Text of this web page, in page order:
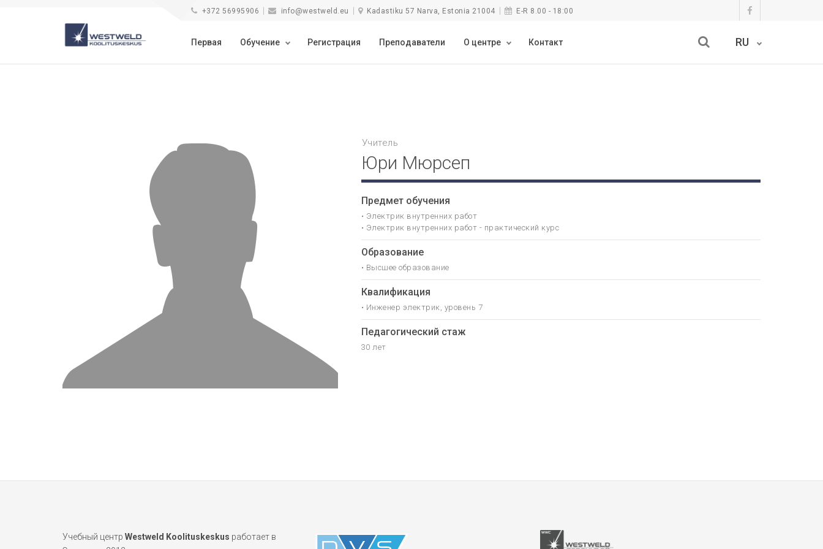
+372 56995906 info@westweld.eu Kadastiku 57 Narva, Estonia 21004 E-R 8.00 - 18:00
Первая Обучение Регистрация Преподаватели О центре Контакт RU
Юри Мюрсеп
Учитель
Предмет обучения
• Электрик внутренних работ
• Электрик внутренних работ - практический курс
Образование
• Высшее образование
Квалификация
• Инженер электрик, уровень 7
Педагогический стаж
30 лет
Учебный центр Westweld Koolituskeskus работает в